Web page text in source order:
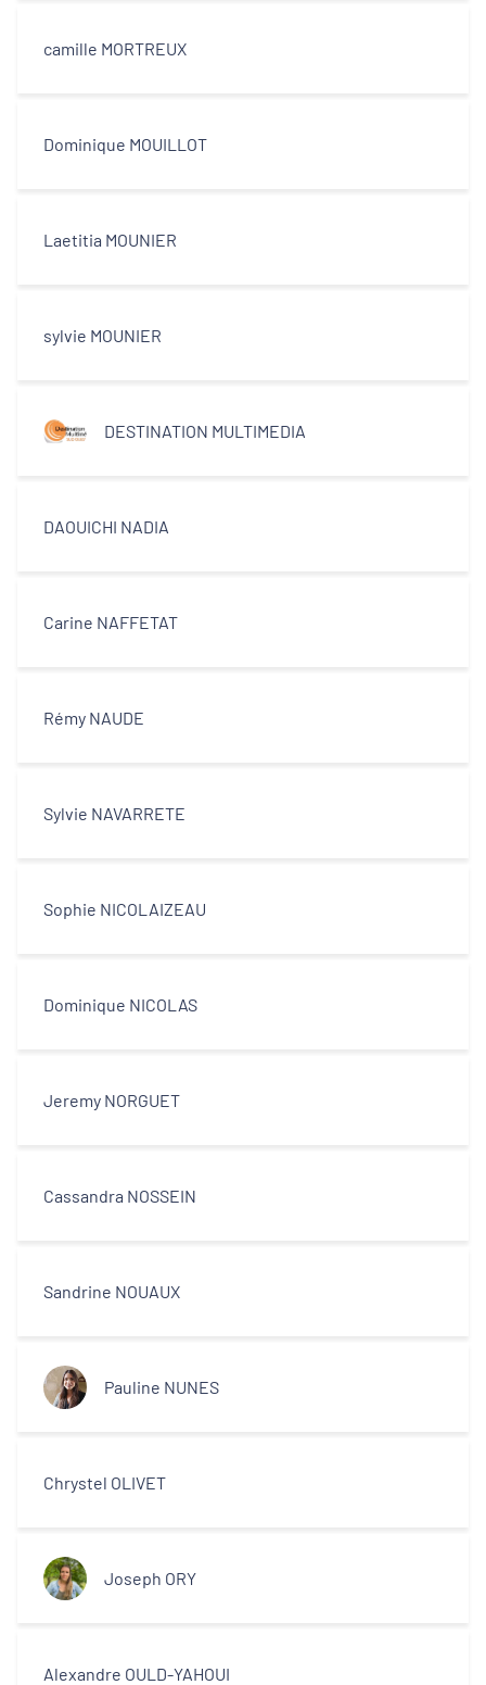
camille MORTREUX
Dominique MOUILLOT
Laetitia MOUNIER
sylvie MOUNIER
DESTINATION MULTIMEDIA
DAOUICHI NADIA
Carine NAFFETAT
Rémy NAUDE
Sylvie NAVARRETE
Sophie NICOLAIZEAU
Dominique NICOLAS
Jeremy NORGUET
Cassandra NOSSEIN
Sandrine NOUAUX
Pauline NUNES
Chrystel OLIVET
Joseph ORY
Alexandre OULD-YAHOUI